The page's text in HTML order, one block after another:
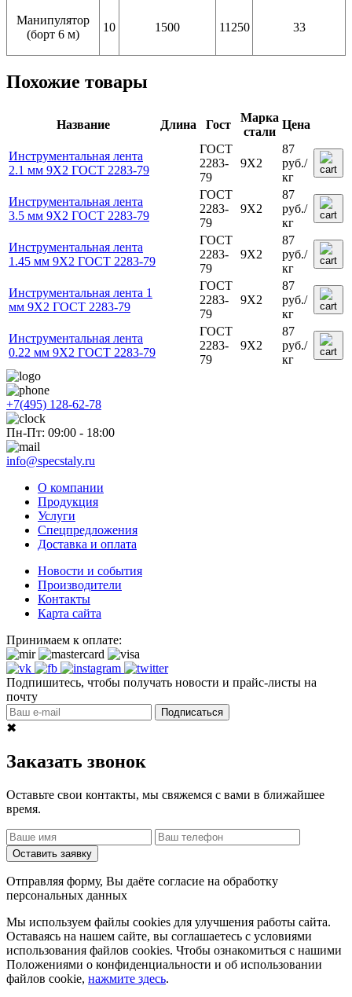
Манипулятор
(борт 6 м)
10 1500 11250 33
Похожие товары
Название Длина Гост
Марка
стали
Цена
Инструментальная лента
2.1 мм 9Х2 ГОСТ 2283-79
ГОСТ
2283-
79
9Х2
87
руб./
кг
Инструментальная лента
3.5 мм 9Х2 ГОСТ 2283-79
ГОСТ
2283-
79
9Х2
87
руб./
кг
Инструментальная лента
1.45 мм 9Х2 ГОСТ 2283-79
ГОСТ
2283-
79
9Х2
87
руб./
кг
Инструментальная лента 1
мм 9Х2 ГОСТ 2283-79
ГОСТ
2283-
79
9Х2
87
руб./
кг
Инструментальная лента
0.22 мм 9Х2 ГОСТ 2283-79
ГОСТ
2283-
79
9Х2
87
руб./
кг
+7(495) 128-62-78
Пн-Пт: 09:00 - 18:00
info@specstaly.ru
О компании
Продукция
Услуги
Спецпредложения
Доставка и оплата
Новости и события
Производители
Контакты
Карта сайта
Принимаем к оплате:
Подпишитесь, чтобы получать новости и прайс-листы на
почту
Подписаться
✖
Заказать звонок
Оставьте свои контакты, мы свяжемся с вами в ближайшее
время.
Оставить заявку
Отправляя форму, Вы даёте согласие на обработку
персональных данных
Мы используем файлы cookies для улучшения работы сайта.
Оставаясь на нашем сайте, вы соглашаетесь с условиями
использования файлов cookies. Чтобы ознакомиться с нашими
Положениями о конфиденциальности и об использовании
файлов cookie, нажмите здесь.